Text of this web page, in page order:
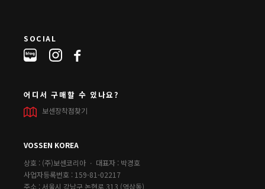
SOCIAL
어디서 구매할 수 있나요?
보센장착점찾기
VOSSEN KOREA
상호 : (주)보센코리아 ㆍ 대표자 : 박경호
사업자등록번호 : 159-81-02217
주소 : 서울시 강남구 논현로 313 (역삼동)